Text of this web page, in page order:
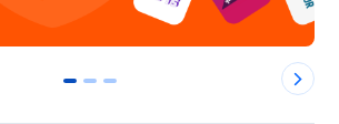
0 1 2